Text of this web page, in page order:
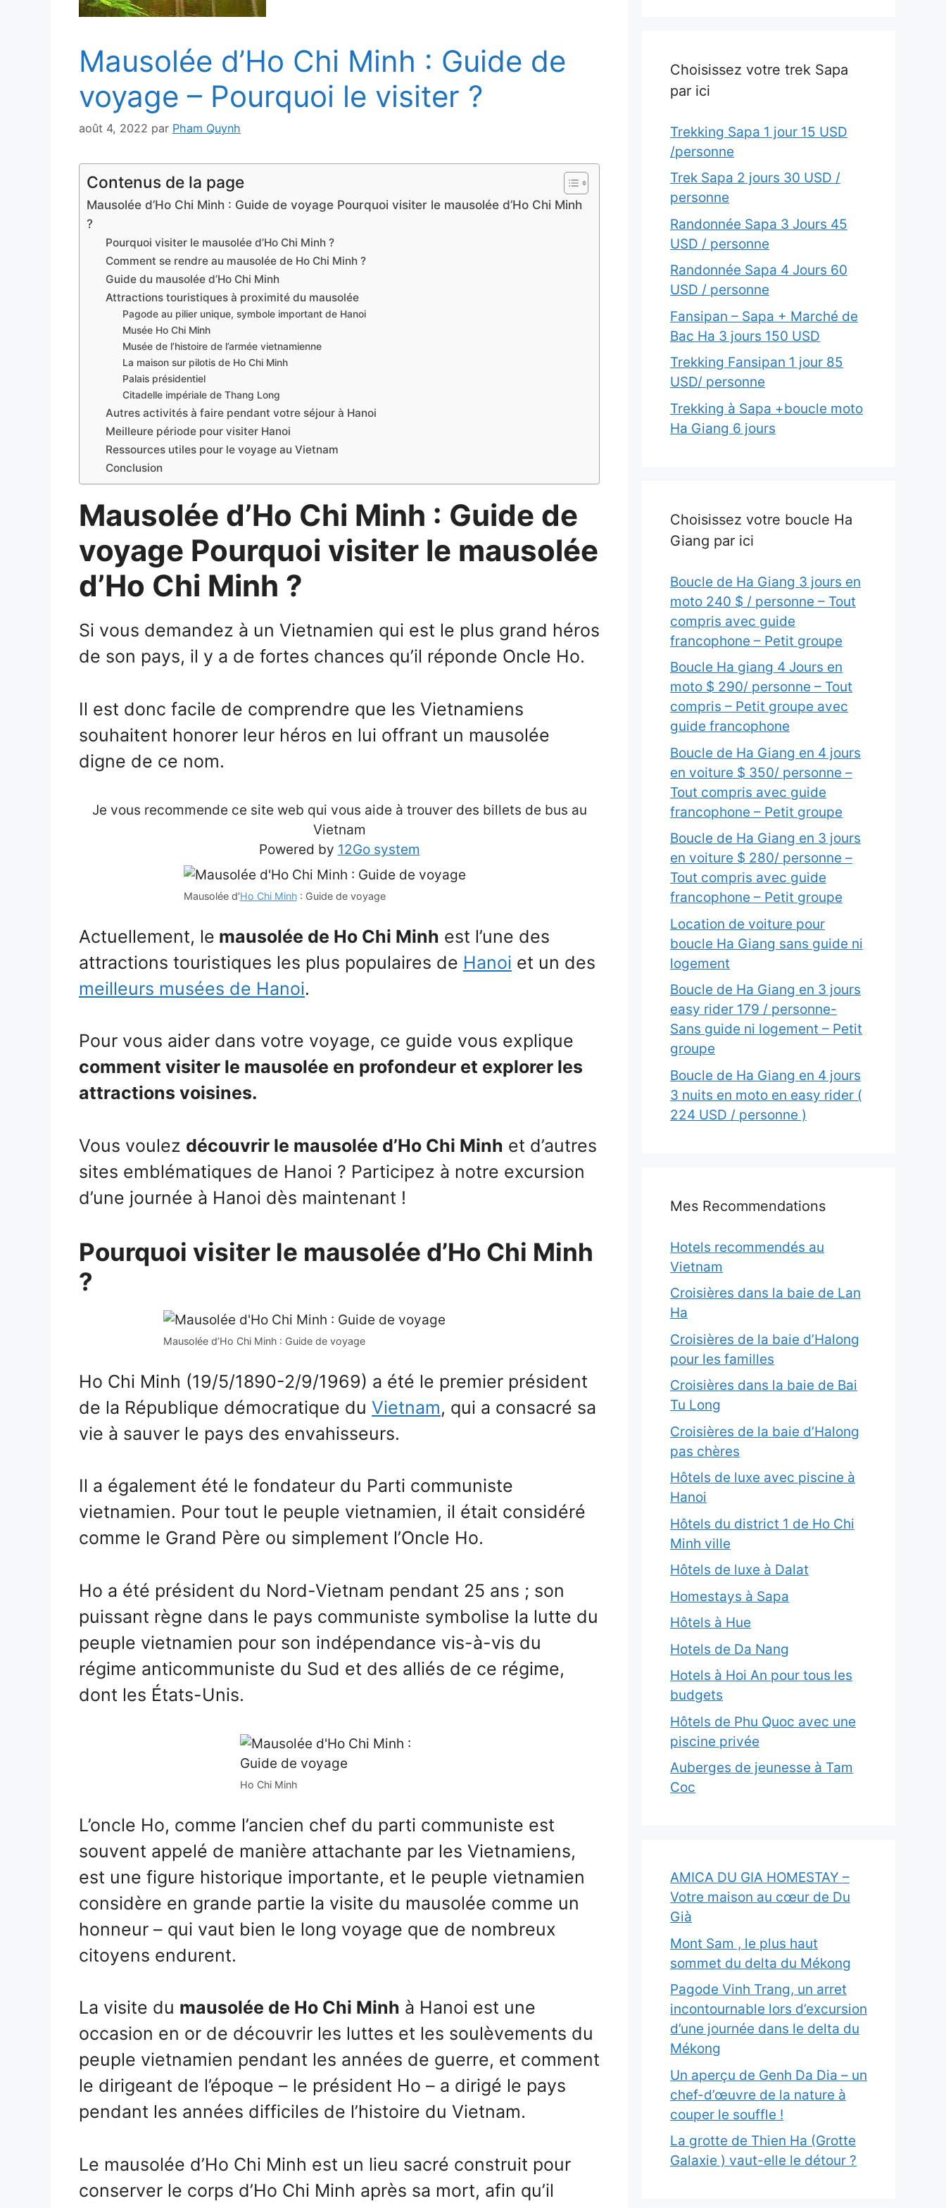
Mausolée d’Ho Chi Minh : Guide de
voyage – Pourquoi le visiter ?
août 4, 2022 par Pham Quynh
Contenus de la page
Mausolée d’Ho Chi Minh : Guide de voyage Pourquoi visiter le mausolée d’Ho Chi Minh
?
Pourquoi visiter le mausolée d’Ho Chi Minh ?
Comment se rendre au mausolée de Ho Chi Minh ?
Guide du mausolée d’Ho Chi Minh
Attractions touristiques à proximité du mausolée
Pagode au pilier unique, symbole important de Hanoi
Musée Ho Chi Minh
Musée de l’histoire de l’armée vietnamienne
La maison sur pilotis de Ho Chi Minh
Palais présidentiel
Citadelle impériale de Thang Long
Autres activités à faire pendant votre séjour à Hanoi
Meilleure période pour visiter Hanoi
Ressources utiles pour le voyage au Vietnam
Conclusion
Mausolée d’Ho Chi Minh : Guide de
voyage Pourquoi visiter le mausolée
d’Ho Chi Minh ?
Si vous demandez à un Vietnamien qui est le plus grand héros
de son pays, il y a de fortes chances qu’il réponde Oncle Ho.
Il est donc facile de comprendre que les Vietnamiens
souhaitent honorer leur héros en lui offrant un mausolée
digne de ce nom.
Je vous recommende ce site web qui vous aide à trouver des billets de bus au
Vietnam
Powered by 12Go system
Mausolée d’Ho Chi Minh: Guide de voyage
Actuellement, le mausolée de Ho Chi Minh est l’une des
attractions touristiques les plus populaires de Hanoi et un des
meilleurs musées de Hanoi.
Pour vous aider dans votre voyage, ce guide vous explique
comment visiter le mausolée en profondeur et explorer les
attractions voisines.
Vous voulez découvrir le mausolée d’Ho Chi Minh et d’autres
sites emblématiques de Hanoi ? Participez à notre excursion
d’une journée à Hanoi dès maintenant !
Pourquoi visiter le mausolée d’Ho Chi Minh
?
Mausolée d’Ho Chi Minh : Guide de voyage
Ho Chi Minh (19/5/1890-2/9/1969) a été le premier président
de la République démocratique du Vietnam, qui a consacré sa
vie à sauver le pays des envahisseurs.
Il a également été le fondateur du Parti communiste
vietnamien. Pour tout le peuple vietnamien, il était considéré
comme le Grand Père ou simplement l’Oncle Ho.
Ho a été président du Nord-Vietnam pendant 25 ans ; son
puissant règne dans le pays communiste symbolise la lutte du
peuple vietnamien pour son indépendance vis-à-vis du
régime anticommuniste du Sud et des alliés de ce régime,
dont les États-Unis.
Ho Chi Minh
L’oncle Ho, comme l’ancien chef du parti communiste est
souvent appelé de manière attachante par les Vietnamiens,
est une figure historique importante, et le peuple vietnamien
considère en grande partie la visite du mausolée comme un
honneur – qui vaut bien le long voyage que de nombreux
citoyens endurent.
La visite du mausolée de Ho Chi Minh à Hanoi est une
occasion en or de découvrir les luttes et les soulèvements du
peuple vietnamien pendant les années de guerre, et comment
le dirigeant de l’époque – le président Ho – a dirigé le pays
pendant les années difficiles de l’histoire du Vietnam.
Le mausolée d’Ho Chi Minh est un lieu sacré construit pour
conserver le corps d’Ho Chi Minh après sa mort, afin qu’il
Choisissez votre trek Sapa
par ici
Trekking Sapa 1 jour 15 USD
/personne
Trek Sapa 2 jours 30 USD /
personne
Randonnée Sapa 3 Jours 45
USD / personne
Randonnée Sapa 4 Jours 60
USD / personne
Fansipan – Sapa + Marché de
Bac Ha 3 jours 150 USD
Trekking Fansipan 1 jour 85
USD/ personne
Trekking à Sapa +boucle moto
Ha Giang 6 jours
Choisissez votre boucle Ha
Giang par ici
Boucle de Ha Giang 3 jours en
moto 240 $ / personne – Tout
compris avec guide
francophone – Petit groupe
Boucle Ha giang 4 Jours en
moto $ 290/ personne – Tout
compris – Petit groupe avec
guide francophone
Boucle de Ha Giang en 4 jours
en voiture $ 350/ personne –
Tout compris avec guide
francophone – Petit groupe
Boucle de Ha Giang en 3 jours
en voiture $ 280/ personne –
Tout compris avec guide
francophone – Petit groupe
Location de voiture pour
boucle Ha Giang sans guide ni
logement
Boucle de Ha Giang en 3 jours
easy rider 179 / personne-
Sans guide ni logement – Petit
groupe
Boucle de Ha Giang en 4 jours
3 nuits en moto en easy rider (
224 USD / personne )
Mes Recommendations
Hotels recommendés au
Vietnam
Croisières dans la baie de Lan
Ha
Croisières de la baie d’Halong
pour les familles
Croisières dans la baie de Bai
Tu Long
Croisières de la baie d’Halong
pas chères
Hôtels de luxe avec piscine à
Hanoi
Hôtels du district 1 de Ho Chi
Minh ville
Hôtels de luxe à Dalat
Homestays à Sapa
Hôtels à Hue
Hotels de Da Nang
Hotels à Hoi An pour tous les
budgets
Hôtels de Phu Quoc avec une
piscine privée
Auberges de jeunesse à Tam
Coc
AMICA DU GIA HOMESTAY –
Votre maison au cœur de Du
Già
Mont Sam , le plus haut
sommet du delta du Mékong
Pagode Vinh Trang, un arret
incontournable lors d’excursion
d’une journée dans le delta du
Mékong
Un aperçu de Genh Da Dia – un
chef-d’œuvre de la nature à
couper le souffle !
La grotte de Thien Ha (Grotte
Galaxie ) vaut-elle le détour ?